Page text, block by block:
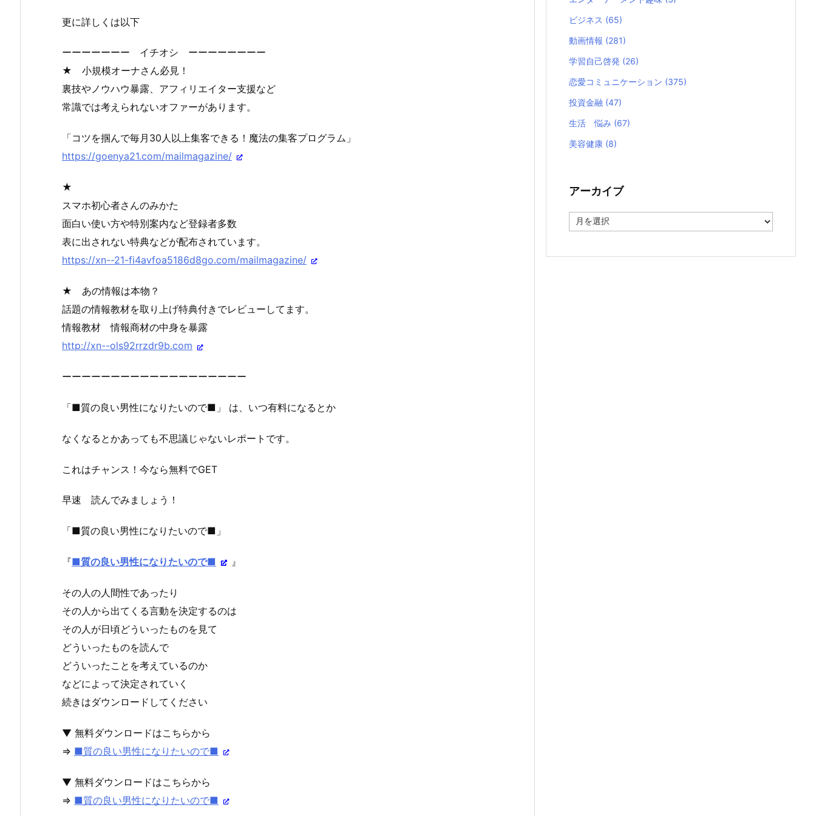
更に詳しくは以下
ーーーーーーー イチオシ ーーーーーーーー
★ 小規模オーナさん必見！
裏技やノウハウ暴露、アフィリエイター支援など
常識では考えられないオファーがあります。
「コツを掴んで毎月30人以上集客できる！魔法の集客プログラム」
https://goenya21.com/mailmagazine/
★
スマホ初心者さんのみかた
面白い使い方や特別案内など登録者多数
表に出されない特典などが配布されています。
https://xn--21-fi4avfoa5186d8go.com/mailmagazine/
★ あの情報は本物？
話題の情報教材を取り上げ特典付きでレビューしてます。
情報教材 情報商材の中身を暴露
http://xn--ols92rrzdr9b.com
ーーーーーーーーーーーーーーーーーーー
「■質の良い男性になりたいので■」 は、いつ有料になるとか
なくなるとかあっても不思議じゃないレポートです。
これはチャンス！今なら無料でGET
早速 読んでみましょう！
「■質の良い男性になりたいので■」
『■質の良い男性になりたいので■ 』
その人の人間性であったり
その人から出てくる言動を決定するのは
その人が日頃どういったものを見て
どういったものを読んで
どういったことを考えているのか
などによって決定されていく
続きはダウンロードしてください
▼ 無料ダウンロードはこちらから
⇒ ■質の良い男性になりたいので■
▼ 無料ダウンロードはこちらから
⇒ ■質の良い男性になりたいので■
ビジネス (65)
動画情報 (281)
学習自己啓発 (26)
恋愛コミュニケーション (375)
投資金融 (47)
生活 悩み (67)
美容健康 (8)
アーカイブ
ー